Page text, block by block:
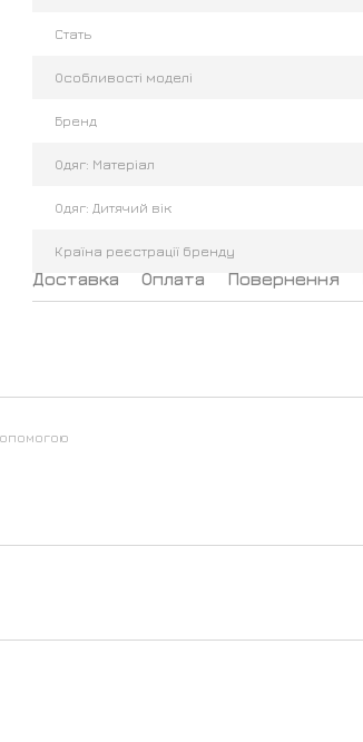
Стать
Особливості моделі
Бренд
Одяг: Матеріал
Одяг: Дитячий вік
Країна реєстрації бренду
Доставка Оплата Повернення